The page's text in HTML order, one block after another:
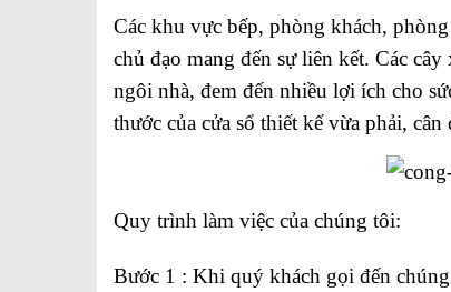
Các khu vực bếp, phòng khách,
chủ đạo mang đến sự liên kết. Các
ngôi nhà, đem đến nhiều lợi ích cho
thước của cửa sổ thiết kế vừa phải,
Quy trình làm việc của chúng tôi:
Bước 1 : Khi quý khách gọi đến